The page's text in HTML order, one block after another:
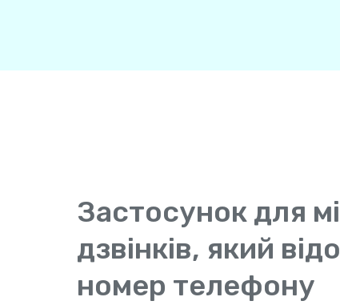
Застосунок для
дзвінків, який
номер телефону